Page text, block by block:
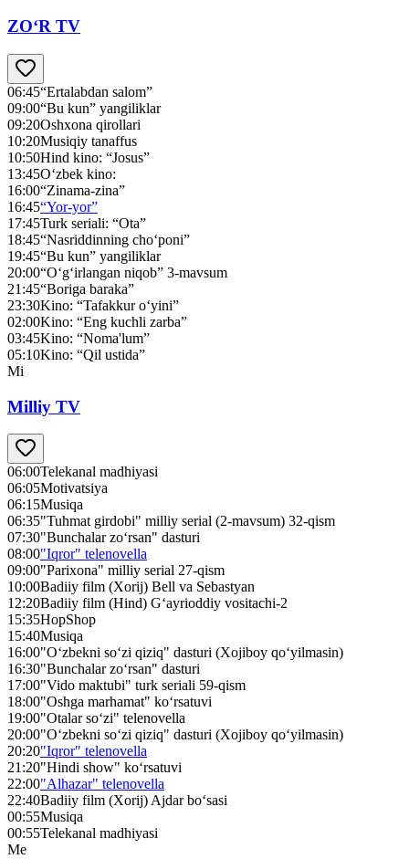
ZO‘R TV
06:45“Ertalabdan salom”
09:00“Bu kun” yangiliklar
09:20Oshxona qirollari
10:20Musiqiy tanaffus
10:50Hind kino: “Josus”
13:45O‘zbek kino:
16:00“Zinama-zina”
16:45“Yor-yor”
17:45Turk seriali: “Ota”
18:45“Nasriddinning cho‘poni”
19:45“Bu kun” yangiliklar
20:00“O‘g‘irlangan niqob” 3-mavsum
21:45“Boriga baraka”
23:30Kino: “Tafakkur o‘yini”
02:00Kino: “Eng kuchli zarba”
03:45Kino: “Noma'lum”
05:10Kino: “Qil ustida”
Mi
Milliy TV
06:00Telekanal madhiyasi
06:05Motivatsiya
06:15Musiqa
06:35"Tuhmat girdobi" milliy serial (2-mavsum) 32-qism
07:30"Bunchalar zo‘rsan" dasturi
08:00"Iqror" telenovella
09:00"Parixona" milliy serial 27-qism
10:00Badiiy film (Xorij) Bell va Sebastyan
12:20Badiiy film (Hind) G‘ayrioddiy vositachi-2
15:35HopShop
15:40Musiqa
16:00"O‘zbekni so‘zi qiziq" dasturi (Xojiboy qo‘yilmasin)
16:30"Bunchalar zo‘rsan" dasturi
17:00"Vido maktubi" turk seriali 59-qism
18:00"Oshga marhamat" ko‘rsatuvi
19:00"Otalar so‘zi" telenovella
20:00"O‘zbekni so‘zi qiziq" dasturi (Xojiboy qo‘yilmasin)
20:20"Iqror" telenovella
21:20"Hindi show" ko‘rsatuvi
22:00"Alhazar" telenovella
22:40Badiiy film (Xorij) Ajdar bo‘sasi
00:55Musiqa
00:55Telekanal madhiyasi
Me